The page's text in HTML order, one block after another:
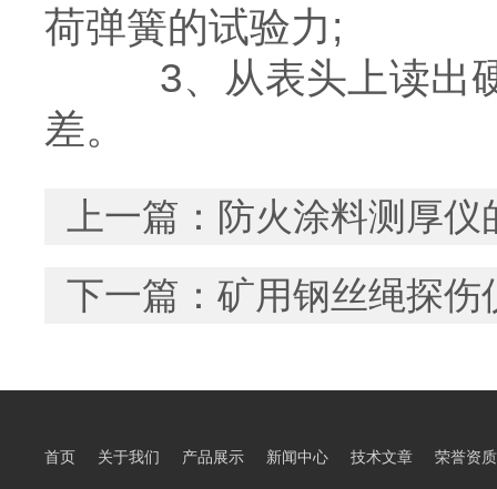
荷弹簧的试验力;
3、从表头上读出硬
差。
上一篇： 防火涂料测厚
下一篇： 矿用钢丝绳探伤
首页 关于我们 产品展示 新闻中心 技术文章 荣誉资质